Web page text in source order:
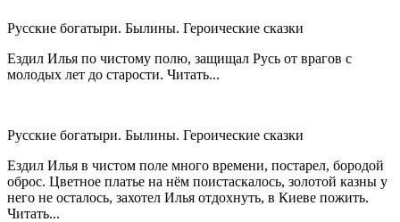
Русские богатыри. Былины. Героические сказки
Ездил Илья по чистому полю, защищал Русь от врагов с
молодых лет до старости. Читать...
Русские богатыри. Былины. Героические сказки
Ездил Илья в чистом поле много времени, постарел, бородой
оброс. Цветное платье на нём поистаскалось, золотой казны у
него не осталось, захотел Илья отдохнуть, в Киеве пожить.
Читать...